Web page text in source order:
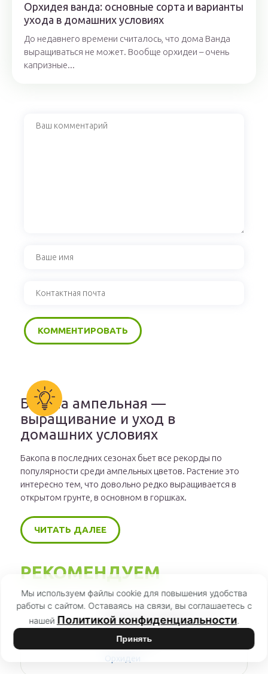
Орхидея ванда: основные сорта и варианты
ухода в домашних условиях
До недавнего времени считалось, что дома Ванда
выращиваться не может. Вообще орхидеи – очень
капризные...
Бакопа ампельная —
выращивание и уход в
домашних условиях
Бакопа в последних сезонах бьет все рекорды по
популярности среди ампельных цветов. Растение это
интересно тем, что довольно редко выращивается в
открытом грунте, в основном в горшках.
ЧИТАТЬ ДАЛЕЕ
РЕКОМЕНДУЕМ
Орхидея отцвела— что
делать дальше с
растением
Орхидеи
Мы используем файлы cookie для повышения удобства
работы с сайтом. Оставаясь на связи, вы соглашаетесь с
нашей Политикой конфиденциальности.
Принять